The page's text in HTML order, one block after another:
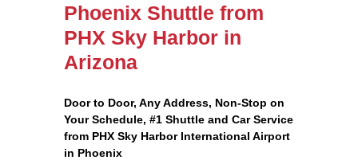
Phoenix Shuttle from
PHX Sky Harbor in
Arizona
Door to Door, Any Address, Non-Stop on
Your Schedule, #1 Shuttle and Car Service
from PHX Sky Harbor International Airport
in Phoenix